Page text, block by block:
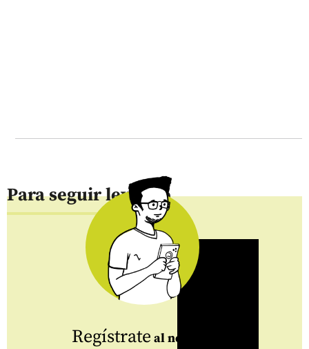
Para seguir leyendo
Regístrate al newsletter